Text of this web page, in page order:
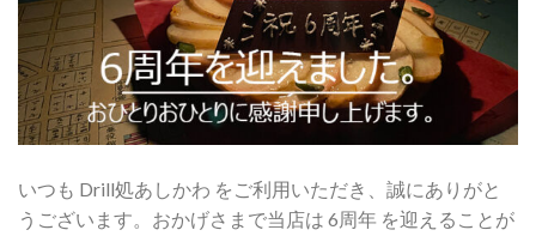
いつも Drill処あしかわ をご利用いただき、誠にありがと
うございます。おかげさまで当店は 6周年 を迎えることが